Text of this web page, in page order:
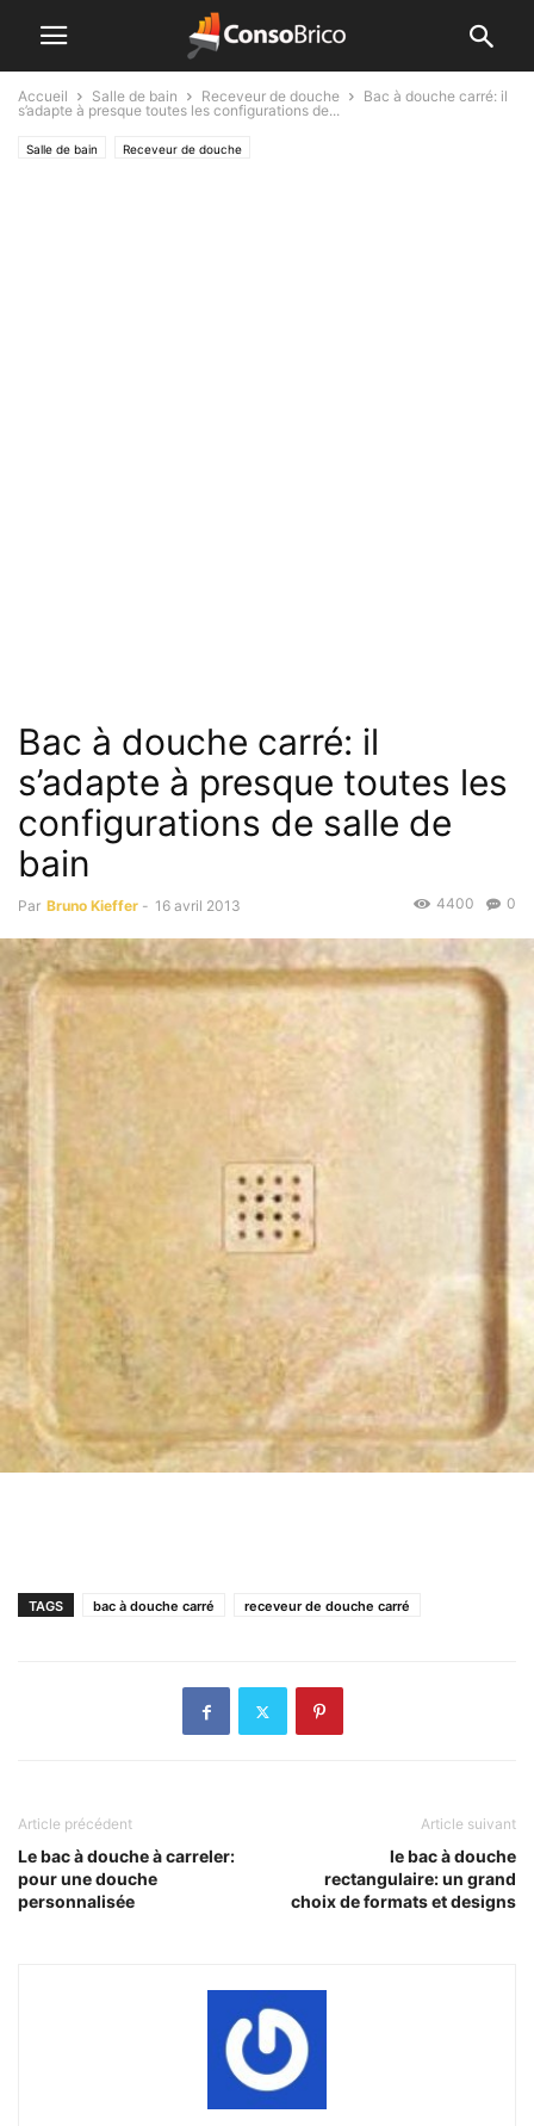
Accueil Salle de bain Receveur de douche
Bac à douche carré: il
s’adapte à presque toutes les configurations de...
Salle de bain Receveur de douche
Bac à douche carré: il
s’adapte à presque toutes les
configurations de salle de
bain
Par Bruno Kieffer - 16 avril 2013 0
4400
TAGS bac à douche carré receveur de douche carré
Article précédent
Le bac à douche à carreler:
pour une douche
personnalisée
Article suivant
le bac à douche
rectangulaire: un grand
choix de formats et designs